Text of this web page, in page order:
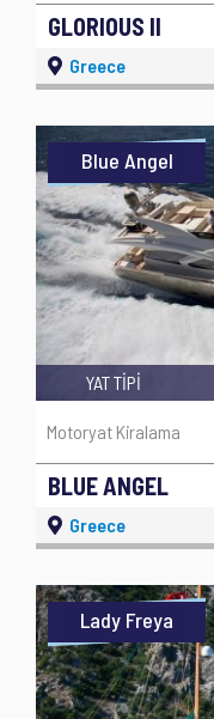
GLORIOUS II
Greece
Blue Angel
BLUE ANGEL
YAT TİPİ
Motoryat Kiralama
Greece
Lady Freya